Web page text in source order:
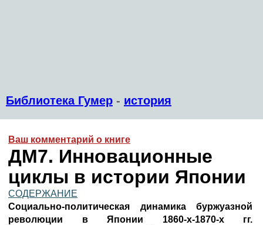
Библиотека Гумер - история
Ваш комментарий о книге
ДМ7. Инновационные
циклы в истории Японии
СОДЕРЖАНИЕ
Социально-политическая динамика буржуазной
революции в Японии 1860-х-1870-х гг.